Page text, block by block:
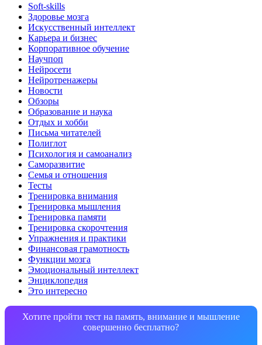
Soft-skills
Здоровье мозга
Искусственный интеллект
Карьера и бизнес
Корпоративное обучение
Научпоп
Нейросети
Нейротренажеры
Новости
Обзоры
Образование и наука
Отдых и хобби
Письма читателей
Полиглот
Психология и самоанализ
Саморазвитие
Семья и отношения
Тесты
Тренировка внимания
Тренировка мышления
Тренировка памяти
Тренировка скорочтения
Упражнения и практики
Финансовая грамотность
Функции мозга
Эмоциональный интеллект
Энциклопедия
Это интересно
Хотите пройти тест на память, внимание и мышление
совершенно бесплатно?